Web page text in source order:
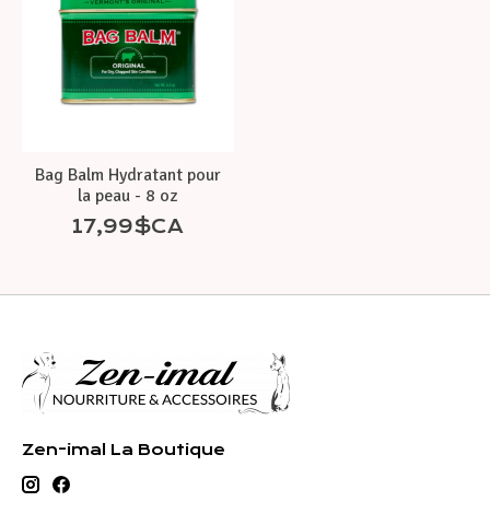
Bag Balm Hydratant pour
la peau - 8 oz
17,99$CA
Zen-imal La Boutique